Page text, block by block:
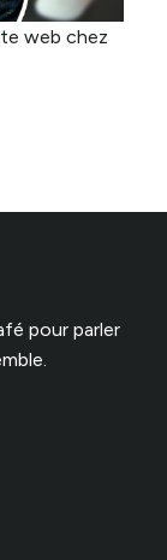
web chez
pour parler